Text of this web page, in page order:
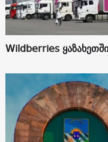
Wildberries